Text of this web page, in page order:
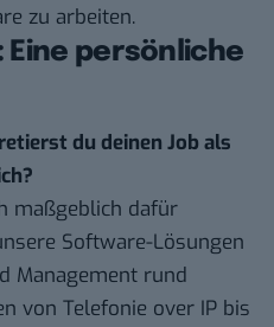
zu arbeiten.
Eine persönliche
du deinen Job als
maßgeblich dafür
Software-Lösungen
Management rund
von Telefonie over IP bis